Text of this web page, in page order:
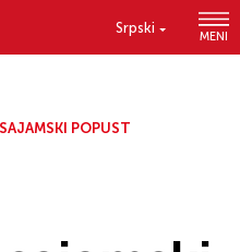
Srpski
MENI
POPUST